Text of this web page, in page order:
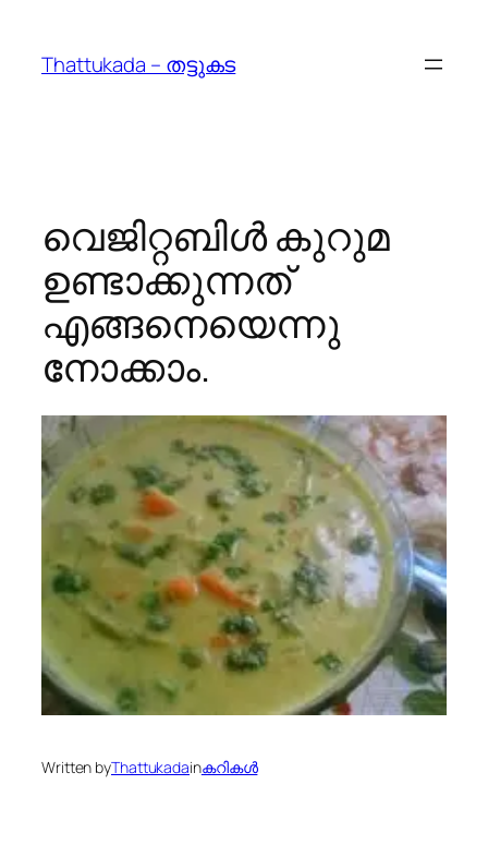
content
Thattukada – തട്ടുകട
വെജിറ്റബിള്‍ കുറുമ
ഉണ്ടാക്കുന്നത്‌
എങ്ങനെയെന്നു
നോക്കാം.
Written byThattukadainകറികള്‍